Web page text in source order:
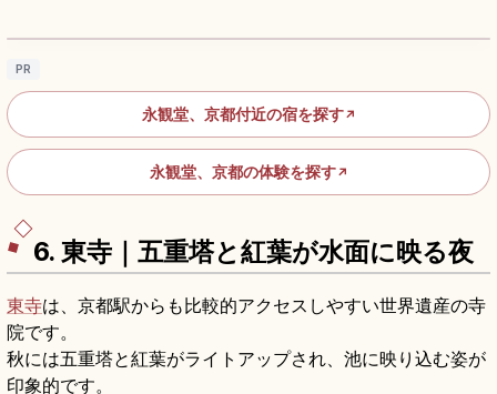
PR
永観堂、京都付近の宿を探す↗
永観堂、京都の体験を探す↗
6. 東寺｜五重塔と紅葉が水面に映る夜
東寺は、京都駅からも比較的アクセスしやすい世界遺産の寺
院です。
秋には五重塔と紅葉がライトアップされ、池に映り込む姿が
印象的です。